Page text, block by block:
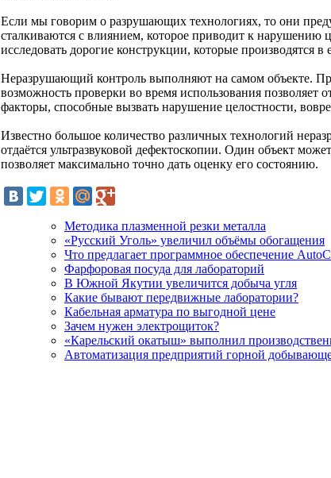
Если мы говорим о разрушающих технологиях, то они
сталкиваются с влиянием, которое приводит к нарушению
исследовать дорогие конструкции, которые производятся в
Неразрушающий контроль выполняют на самом объекте.
возможность проверки во время использования позволяет
факторы, способные вызвать нарушение целостности,
Известно большое количество различных технологий
отдаётся ультразвуковой дефектоскопии. Один объект
позволяет максимально точно дать оценку его состоянию.
Методика плазменной резки металла
«Русский Уголь» увеличил объёмы обогащения
Что предлагает программное обеспечение
Фарфоровая посуда для лабораторий
В Южной Якутии увеличится добыча угля
Какие бывают передвижные лаборатории?
Кабельная арматура по выгодной цене
Зачем нужен электрощиток?
«Карельский окатыш» выполнил
Автоматизация предприятий горной